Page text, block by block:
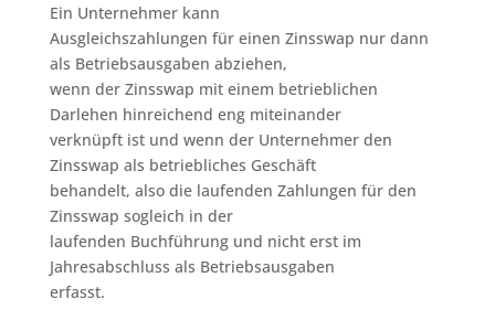
Ein Unternehmer kann
Ausgleichszahlungen für einen Zinsswap nur dann
als Betriebsausgaben abziehen,
wenn der Zinsswap mit einem betrieblichen
Darlehen hinreichend eng miteinander
verknüpft ist und wenn der Unternehmer den
Zinsswap als betriebliches Geschäft
behandelt, also die laufenden Zahlungen für den
Zinsswap sogleich in der
laufenden Buchführung und nicht erst im
Jahresabschluss als Betriebsausgaben
erfasst.